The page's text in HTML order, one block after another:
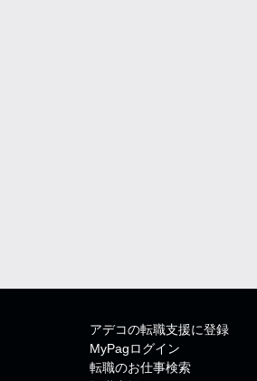
アデコの転職支援に登録
MyPagログイン
転職のお仕事検索